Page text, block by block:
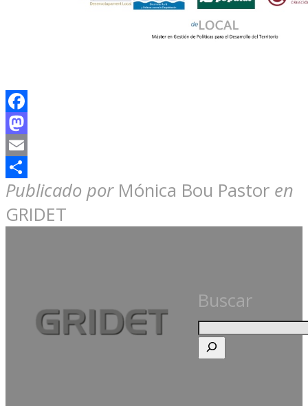
Facebook
Mastodon
Email
Compartir
Publicado por Mónica Bou Pastor en
GRIDET
Buscar